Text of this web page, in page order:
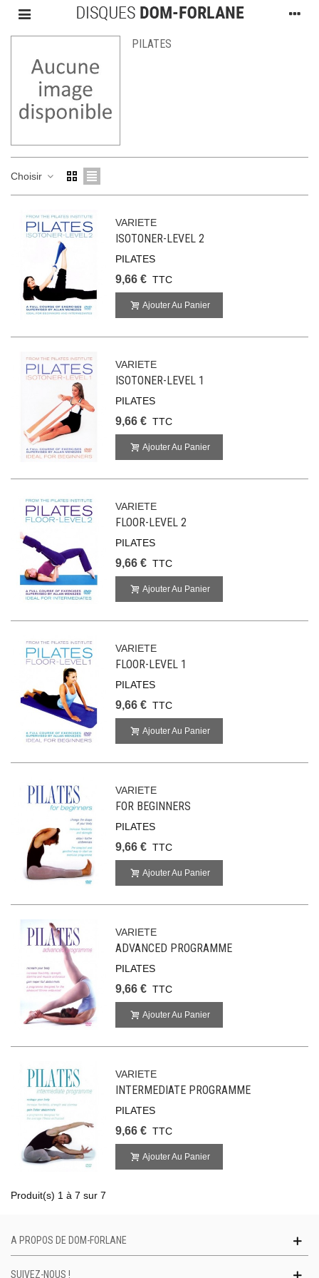
PILATES
Choisir
VARIETE
ISOTONER-LEVEL 2
PILATES
9,66 € TTC
Ajouter Au Panier
VARIETE
ISOTONER-LEVEL 1
PILATES
9,66 € TTC
Ajouter Au Panier
VARIETE
FLOOR-LEVEL 2
PILATES
9,66 € TTC
Ajouter Au Panier
VARIETE
FLOOR-LEVEL 1
PILATES
9,66 € TTC
Ajouter Au Panier
VARIETE
FOR BEGINNERS
PILATES
9,66 € TTC
Ajouter Au Panier
VARIETE
ADVANCED PROGRAMME
PILATES
9,66 € TTC
Ajouter Au Panier
VARIETE
INTERMEDIATE PROGRAMME
PILATES
9,66 € TTC
Ajouter Au Panier
Produit(s) 1 à 7 sur 7
A PROPOS DE DOM-FORLANE
SUIVEZ-NOUS !